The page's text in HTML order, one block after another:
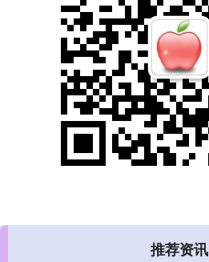
推荐资讯